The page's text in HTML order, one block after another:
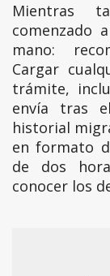
Mientras
comenzado
mano:
Cargar
trámite,
envía tras
historial
en formato
de dos
conocer los